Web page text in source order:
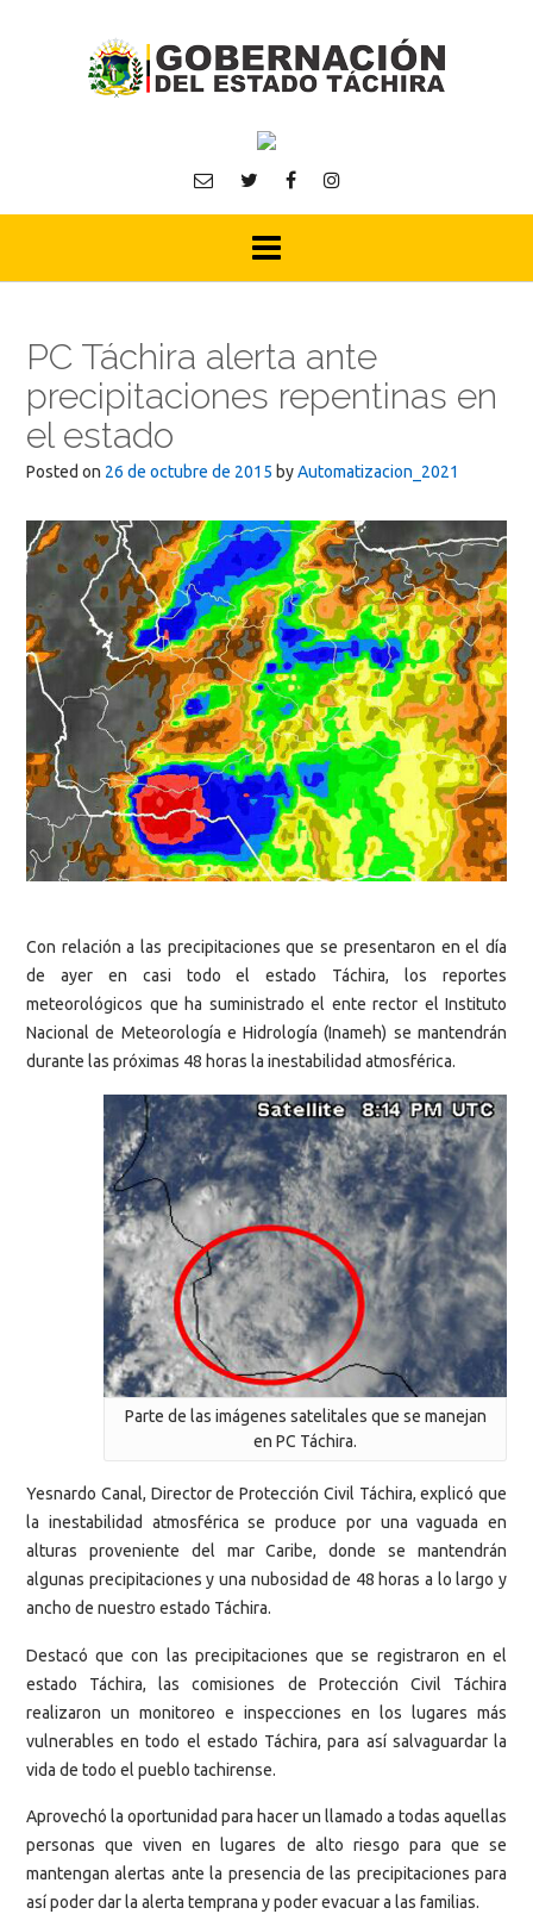
PC Táchira alerta ante
precipitaciones repentinas en
el estado
Posted on 26 de octubre de 2015 byAutomatizacion_2021
Con relación a las precipitaciones que se presentaron en el día
de ayer en casi todo el estado Táchira, los reportes
meteorológicos que ha suministrado el ente rector el Instituto
Nacional de Meteorología e Hidrología (Inameh) se mantendrán
durante las próximas 48 horas la inestabilidad atmosférica.
Parte de las imágenes satelitales que se manejan
en PC Táchira.
Yesnardo Canal, Director de Protección Civil Táchira, explicó que
la inestabilidad atmosférica se produce por una vaguada en
alturas proveniente del mar Caribe, donde se mantendrán
algunas precipitaciones y una nubosidad de 48 horas a lo largo y
ancho de nuestro estado Táchira.
Destacó que con las precipitaciones que se registraron en el
estado Táchira, las comisiones de Protección Civil Táchira
realizaron un monitoreo e inspecciones en los lugares más
vulnerables en todo el estado Táchira, para así salvaguardar la
vida de todo el pueblo tachirense.
Aprovechó la oportunidad para hacer un llamado a todas aquellas
personas que viven en lugares de alto riesgo para que se
mantengan alertas ante la presencia de las precipitaciones para
así poder dar la alerta temprana y poder evacuar a las familias.